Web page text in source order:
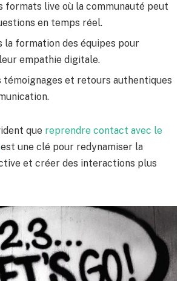
formats live où la communauté peut
en temps réel.
la formation des équipes pour
empathie digitale.
témoignages et retours authentiques
que reprendre contact avec le
est une clé pour redynamiser la
et créer des interactions plus